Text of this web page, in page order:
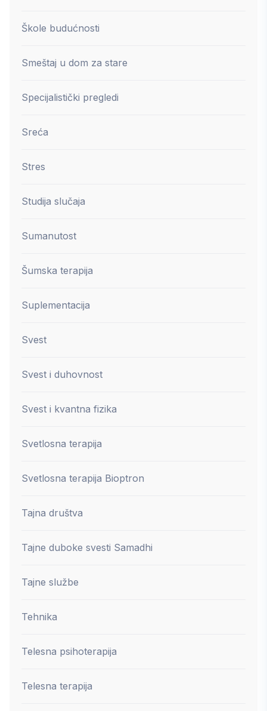
Škole budućnosti
Smeštaj u dom za stare
Specijalistički pregledi
Sreća
Stres
Studija slučaja
Sumanutost
Šumska terapija
Suplementacija
Svest
Svest i duhovnost
Svest i kvantna fizika
Svetlosna terapija
Svetlosna terapija Bioptron
Tajna društva
Tajne duboke svesti Samadhi
Tajne službe
Tehnika
Telesna psihoterapija
Telesna terapija